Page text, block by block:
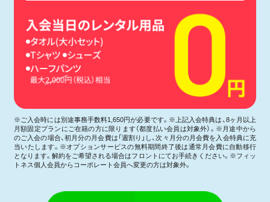
※ご入会時には別途事務手数料1,650円が必要です。※上記入会特典は、8ヶ月以上
月額固定プランにご在籍の方に限ります（都度払い会員は対象外）。※月途中から
のご入会の場合、初月分の月会費は「週割り」し、次々月分の月会費を入会特典に充
当いたします。※オプションサービスの無料期間終了後は通常月会費に自動移行
となります。解約をご希望される場合はフロントにてお手続きください。※フィッ
トネス個人会員からコーポレート会員へ変更の方は対象外。